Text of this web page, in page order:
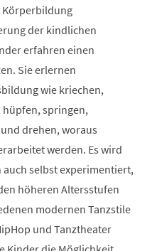
Körperbildung
der kindlichen
erfahren einen
Sie erlernen
wie kriechen,
springen,
drehen, woraus
werden. Es wird
selbst experimentiert,
höheren Altersstufen
modernen Tanzstile
und Tanztheater